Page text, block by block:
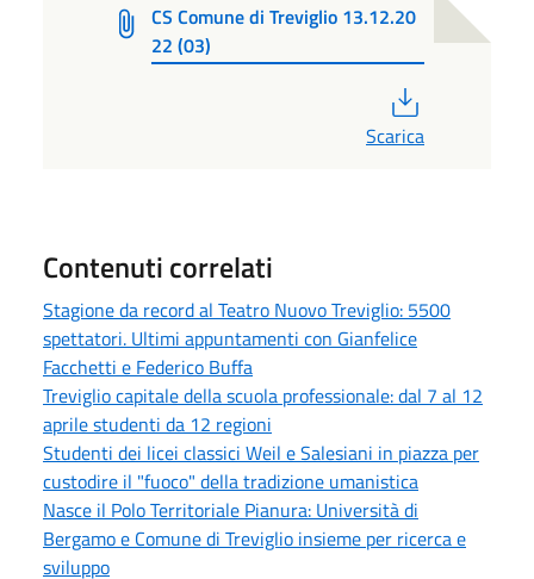
CS Comune di Treviglio 13.12.20
22 (03)
Scarica
Contenuti correlati
Stagione da record al Teatro Nuovo Treviglio: 5500
spettatori. Ultimi appuntamenti con Gianfelice
Facchetti e Federico Buffa
Treviglio capitale della scuola professionale: dal 7 al 12
aprile studenti da 12 regioni
Studenti dei licei classici Weil e Salesiani in piazza per
custodire il "fuoco" della tradizione umanistica
Nasce il Polo Territoriale Pianura: Università di
Bergamo e Comune di Treviglio insieme per ricerca e
sviluppo